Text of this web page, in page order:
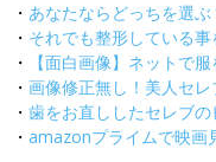
・ あなたならどっちを選
・ それでも整形している
・
【面白画像】ネットで
・ 画像修正無し！美人セ
・ 歯をお直ししたセレブ
・ amazonプライムで映画